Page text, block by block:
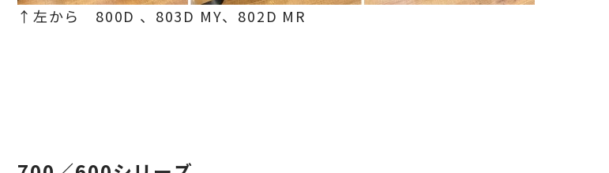
↑左から 800D 、803D MY、802D MR